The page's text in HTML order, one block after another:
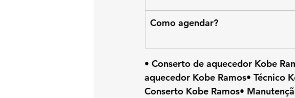
Como agendar?
• Conserto de aquecedor Kobe
aquecedor Kobe Ramos• Técnico
Conserto Kobe Ramos•